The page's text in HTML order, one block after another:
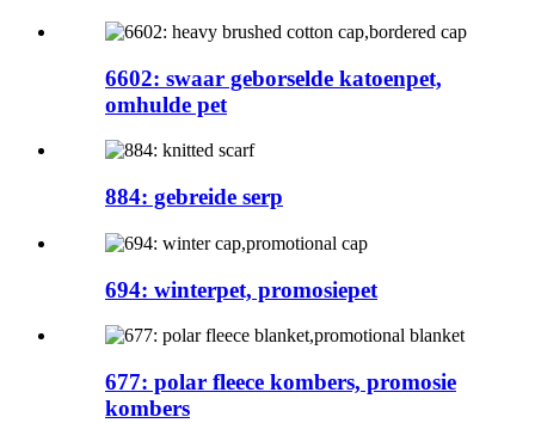
6602: swaar geborselde katoenpet,
omhulde pet
884: gebreide serp
694: winterpet, promosiepet
677: polar fleece kombers, promosie
kombers